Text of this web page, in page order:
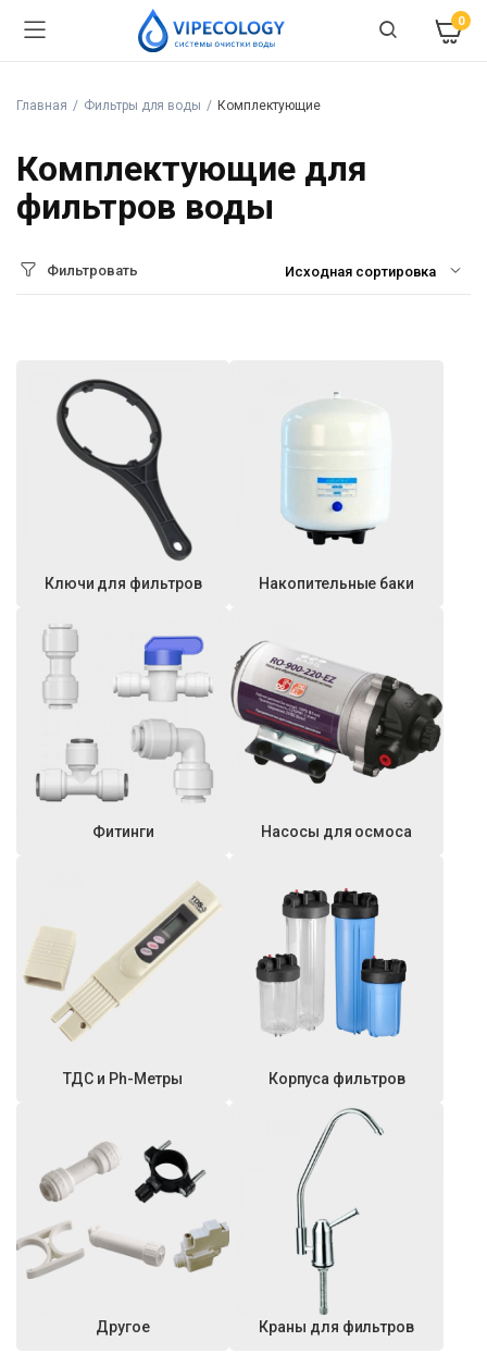
0
Главная Фильтры для воды Комплектующие
Комплектующие для
фильтров воды
Фильтровать
Ключи для фильтров Накопительные баки
Фитинги Насосы для осмоса
ТДС и Ph-Метры Корпуса фильтров
Другое Краны для фильтров